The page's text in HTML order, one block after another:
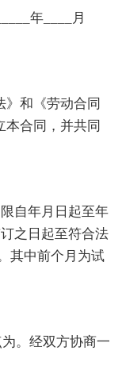
年____月
和《劳动合同
合同，并共同
自年月日起至年
之日起至符合法
其中前个月为试
。经双方协商一